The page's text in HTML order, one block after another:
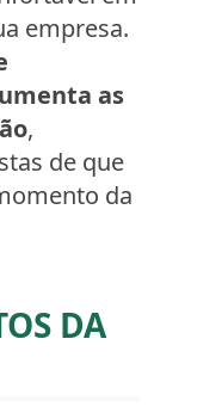
empresa.
as
,
de que
da
DA